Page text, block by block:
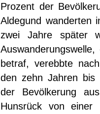
Prozent der
Aldegund wanderten
zwei Jahre später
betraf, verebbte
den zehn Jahren bis
der Bevölkerung
Hunsrück von einer